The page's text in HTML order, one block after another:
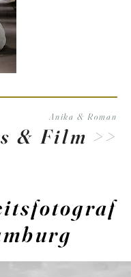
Anika & Roman
& Film >>